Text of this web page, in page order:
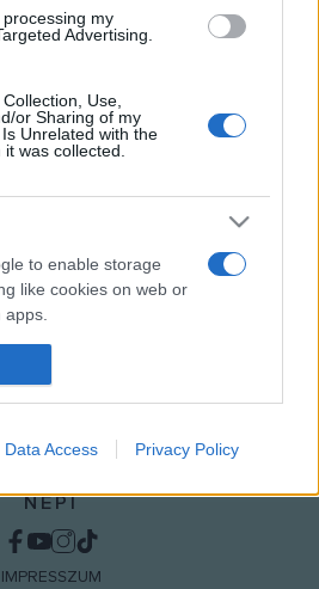
my
Advertising.
Use,
or Sharing of my
Unrelated with the
was collected.
to enable storage
like cookies on web or
apps.
data to be sent to
purposes.
to send me
to enable storage
cookies on web or
Data Access Privacy Policy
A kiállítás megtekinthető: 2006.
Nyitva tartás: hétfő kivételével
NÉPI
IMPRESSZUM